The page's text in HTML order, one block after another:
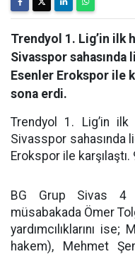
Trendyol 1. Lig’in ilk
Sivasspor sahasında
Esenler Erokspor ile
sona erdi.
Trendyol 1. Lig’in
Sivasspor sahasında
Erokspor ile
BG Grup Sivas 4
müsabakada Ömer
yardımcılıklarını
hakem), Mehmet